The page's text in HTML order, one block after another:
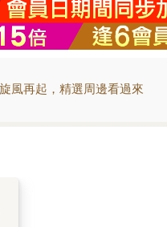
風再起，精選周邊看過來